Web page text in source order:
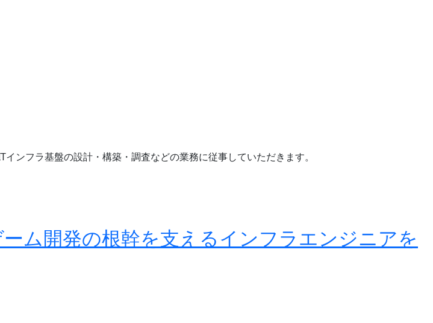
ンフラ基盤の設計・構築・調査などの業務に従事していただきます。
ム開発の根幹を支えるインフラエンジニアを